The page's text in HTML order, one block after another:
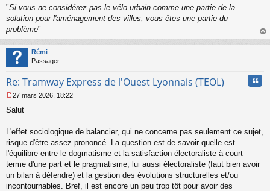
"Si vous ne considérez pas le vélo urbain comme une partie de la
solution pour l'aménagement des villes, vous êtes une partie du
problème"
au
Rémi
Passager
Re: Tramway Express de l'Ouest Lyonnais (TEOL)
e
s
g
e
n
o
n
27 mars 2026, 18:22
Salut
L'effet sociologique de balancier, qui ne concerne pas seulement ce sujet,
risque d'être assez prononcé. La question est de savoir quelle est
l'équilibre entre le dogmatisme et la satisfaction électoraliste à court
terme d'une part et le pragmatisme, lui aussi électoraliste (faut bien avoir
un bilan à défendre) et la gestion des évolutions structurelles et/ou
incontournables. Bref, il est encore un peu trop tôt pour avoir des